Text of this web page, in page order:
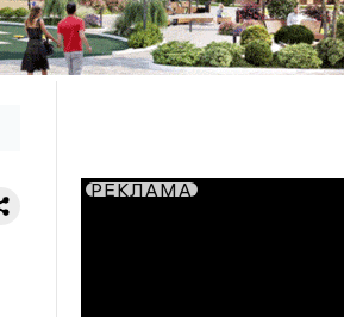
РЕКЛАМА